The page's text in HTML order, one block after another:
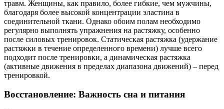
травм. Женщины, как правило, более гибкие, чем мужчины,
благодаря более высокой концентрации эластина в
соединительной ткани. Однако обоим полам необходимо
регулярно выполнять упражнения на растяжку, особенно
после силовых тренировок. Статическая растяжка (удержание
растяжки в течение определенного времени) лучше всего
подходит после тренировки, а динамическая растяжка
(активные движения в пределах диапазона движений) – перед
тренировкой.
Восстановление: Важность сна и питания